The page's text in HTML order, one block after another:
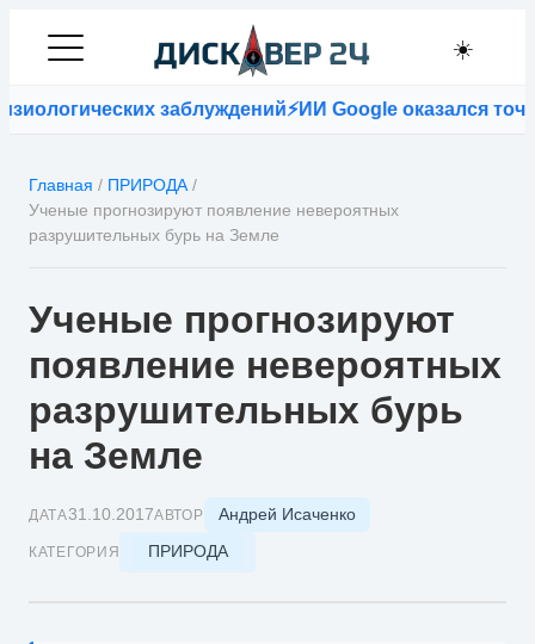
☀️
заблуждений⚡ИИ Google оказался
Главная / ПРИРОДА /
Ученые прогнозируют появление невероятных
разрушительных бурь на Земле
Ученые прогнозируют
появление невероятных
разрушительных бурь
на Земле
ДАТА31.10.2017АВТОР Андрей Исаченко
КАТЕГОРИЯ ПРИРОДА